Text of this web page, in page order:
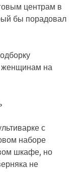
центрам в
бы порадовал
женщинам на
с
наборе
шкафе, но
не